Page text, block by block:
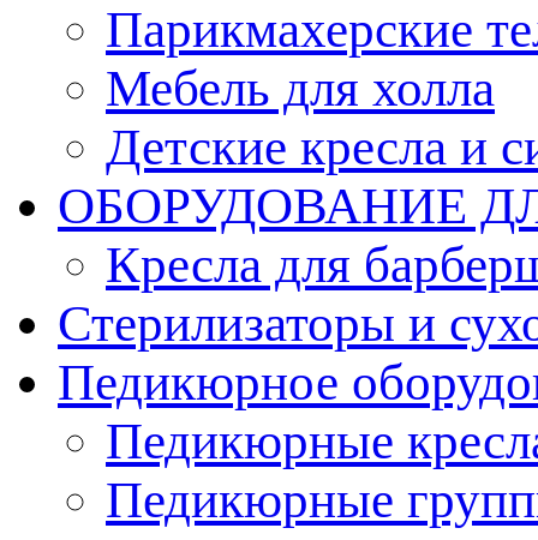
Парикмахерские
Мебель для холла
Детские кресла и
ОБОРУДОВАНИЕ
Кресла для
Стерилизаторы и
Педикюрное
Педикюрные
Педикюрные